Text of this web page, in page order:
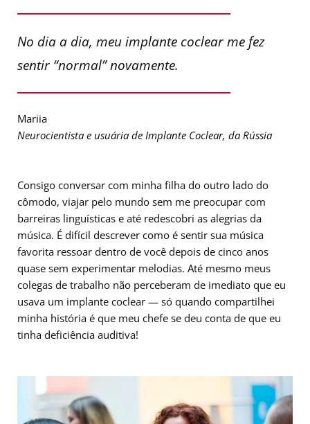
No dia a dia, meu implante coclear me fez
sentir “normal” novamente.
Mariia
Neurocientista e usuária de Implante Coclear, da Rússia
Consigo conversar com minha filha do outro lado do
cômodo, viajar pelo mundo sem me preocupar com
barreiras linguísticas e até redescobri as alegrias da
música. É difícil descrever como é sentir sua música
favorita ressoar dentro de você depois de cinco anos
quase sem experimentar melodias. Até mesmo meus
colegas de trabalho não perceberam de imediato que eu
usava um implante coclear — só quando compartilhei
minha história é que meu chefe se deu conta de que eu
tinha deficiência auditiva!